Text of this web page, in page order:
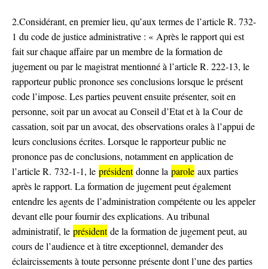
2.Considérant, en premier lieu, qu’aux termes de l’article R. 732-
1 du code de justice administrative : « Après le rapport qui est
fait sur chaque affaire par un membre de la formation de
jugement ou par le magistrat mentionné à l’article R. 222-13, le
rapporteur public prononce ses conclusions lorsque le présent
code l’impose. Les parties peuvent ensuite présenter, soit en
personne, soit par un avocat au Conseil d’Etat et à la Cour de
cassation, soit par un avocat, des observations orales à l’appui de
leurs conclusions écrites. Lorsque le rapporteur public ne
prononce pas de conclusions, notamment en application de
l’article R. 732‑1-1, le présidentdonne la parole aux parties
après le rapport. La formation de jugement peut également
entendre les agents de l’administration compétente ou les appeler
devant elle pour fournir des explications. Au tribunal
administratif, le présidentde la formation de jugement peut, au
cours de l’audience et à titre exceptionnel, demander des
éclaircissements à toute personne présente dont l’une des parties